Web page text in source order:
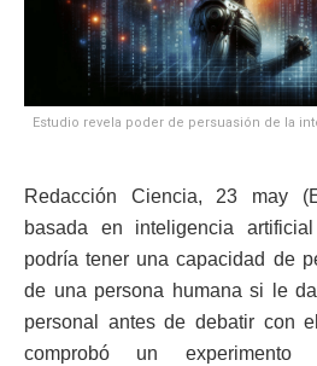
Estudio revela poder de persuasión de la
Redacción Ciencia, 23 may
basada en inteligencia
podría tener una capacidad de
de una persona humana si le
personal antes de debatir con
comprobó un